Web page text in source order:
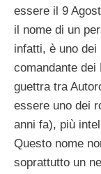
essere il 9
il nome di un
infatti, è uno dei
comandante
guettra tra
essere uno dei
anni fa), più
Questo nome
soprattutto un